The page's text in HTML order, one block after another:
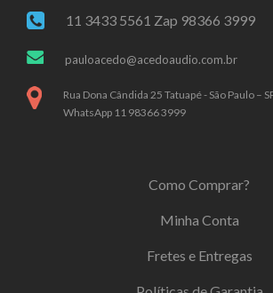
11 3433 5561 Zap 98366 3999
pauloacedo@acedoaudio.com.br
Rua Dona Cândida 25 Tatuapé - São Paulo –
WhatsApp 11 98366 3999
Como Comprar?
Minha Conta
Fretes e Entregas